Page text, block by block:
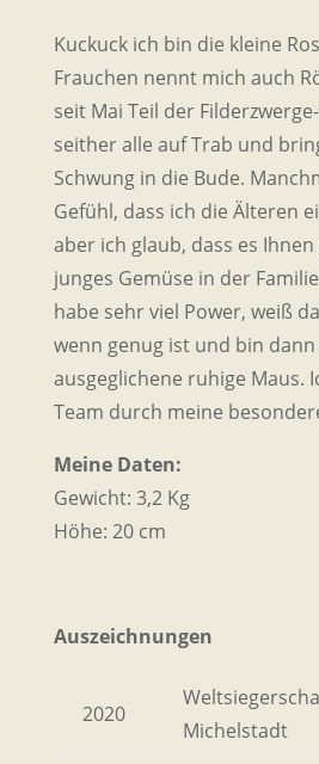
Kuckuck ich bin die kleine
Frauchen nennt mich auch
seit Mai Teil der
seither alle auf Trab und
Schwung in die Bude.
Gefühl, dass ich die Älteren
aber ich glaub, dass es
junges Gemüse in der
habe sehr viel Power, weiß
wenn genug ist und bin
ausgeglichene ruhige Maus.
Team durch meine
Meine Daten:
Gewicht: 3,2 Kg
Höhe: 20 cm
Auszeichnungen
2020
Michelstadt